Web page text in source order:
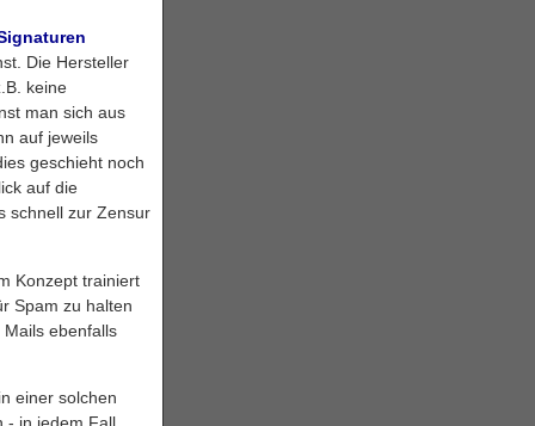
Die Hersteller
keine
man sich aus
auf jeweils
geschieht noch
auf die
schnell zur Zensur
Konzept trainiert
Spam zu halten
ebenfalls
einer solchen